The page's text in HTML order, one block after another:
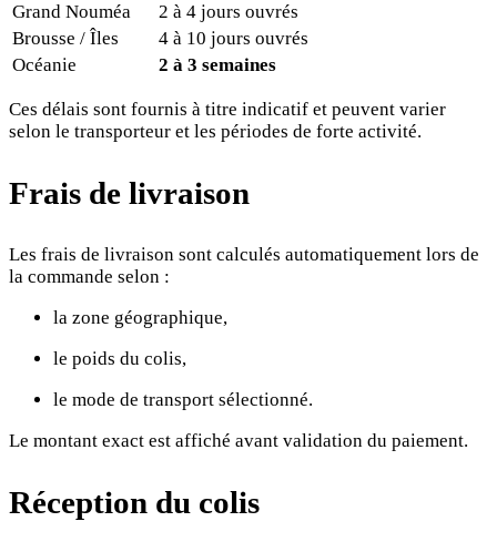
Grand Nouméa
2 à 4 jours ouvrés
Brousse / Îles
4 à 10 jours ouvrés
Océanie
2 à 3 semaines
Ces délais sont fournis à titre indicatif et peuvent varier
selon le transporteur et les périodes de forte activité.
Frais de livraison
Les frais de livraison sont calculés automatiquement lors de
la commande selon :
la zone géographique,
le poids du colis,
le mode de transport sélectionné.
Le montant exact est affiché avant validation du paiement.
Réception du colis